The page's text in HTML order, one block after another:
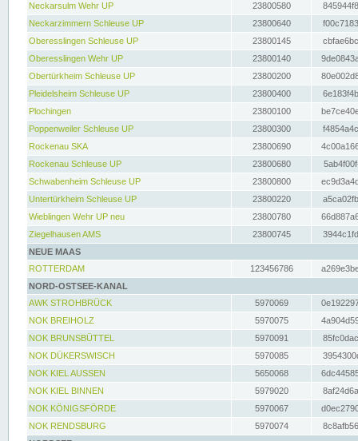
Neckarsulm Wehr UP
23800580
Neckarzimmern Schleuse UP
23800640
Oberesslingen Schleuse UP
23800145
Oberesslingen Wehr UP
23800140
Obertürkheim Schleuse UP
23800200
Pleidelsheim Schleuse UP
23800400
Plochingen
23800100
Poppenweiler Schleuse UP
23800300
Rockenau SKA
23800690
Rockenau Schleuse UP
23800680
Schwabenheim Schleuse UP
23800800
Untertürkheim Schleuse UP
23800220
Wieblingen Wehr UP neu
23800780
Ziegelhausen AMS
23800745
NEUE MAAS
ROTTERDAM
123456786
NORD-OSTSEE-KANAL
AWK STROHBRÜCK
5970069
NOK BREIHOLZ
5970075
NOK BRUNSBÜTTEL
5970091
NOK DÜKERSWISCH
5970085
NOK KIEL AUSSEN
5650068
NOK KIEL BINNEN
5979020
NOK KÖNIGSFÖRDE
5970067
NOK RENDSBURG
5970074